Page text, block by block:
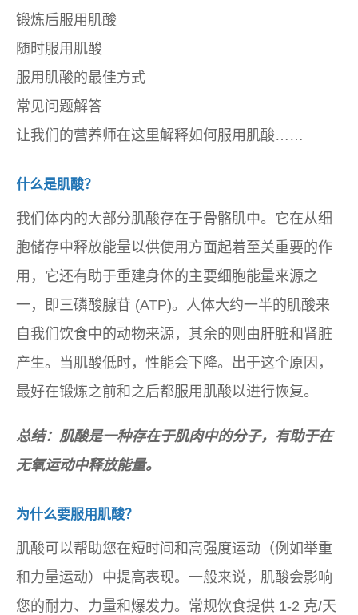
锻炼后服用肌酸
随时服用肌酸
服用肌酸的最佳方式
常见问题解答
让我们的营养师在这里解释如何服用肌酸……
什么是肌酸？
我们体内的大部分肌酸存在于骨骼肌中。它在从细
胞储存中释放能量以供使用方面起着至关重要的作
用，它还有助于重建身体的主要细胞能量来源之
一，即三磷酸腺苷 (ATP)。人体大约一半的肌酸来
自我们饮食中的动物来源，其余的则由肝脏和肾脏
产生。当肌酸低时，性能会下降。出于这个原因，
最好在锻炼之前和之后都服用肌酸以进行恢复。
总结：肌酸是一种存在于肌肉中的分子，有助于在
无氧运动中释放能量。
为什么要服用肌酸？
肌酸可以帮助您在短时间和高强度运动（例如举重
和力量运动）中提高表现。一般来说，肌酸会影响
您的耐力、力量和爆发力。常规饮食提供 1-2 克/天